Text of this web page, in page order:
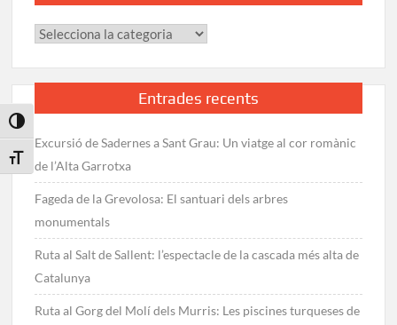
Toggle High Contrast
Toggle Font size
Categories
Entrades recents
Excursió de Sadernes a Sant Grau: Un viatge al cor romànic
de l’Alta Garrotxa
Fageda de la Grevolosa: El santuari dels arbres
monumentals
Ruta al Salt de Sallent: l’espectacle de la cascada més alta de
Catalunya
Ruta al Gorg del Molí dels Murris: Les piscines turqueses de